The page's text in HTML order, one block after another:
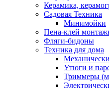
Керамика,
Садовая Техника
Минимойки
Пена-клей
Фляги-бидоны
Техника для дома
Утюги и
Триммеры